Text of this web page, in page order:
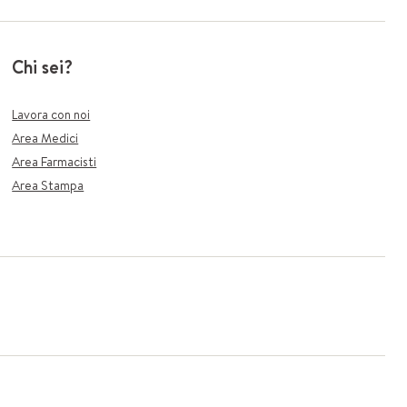
Chi sei?
Lavora con noi
Area Medici
Area Farmacisti
Area Stampa